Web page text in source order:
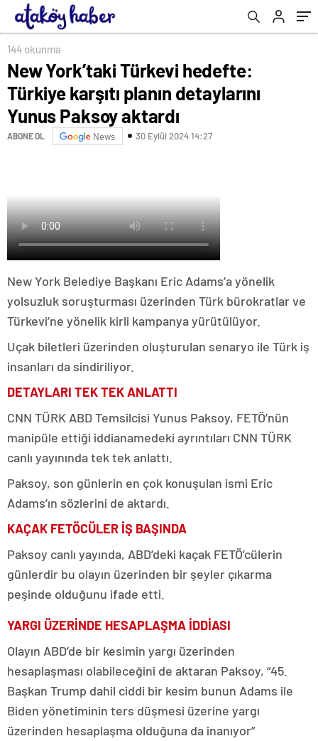
aktardı
144 okunma
New York’taki Türkevi hedefte:
Türkiye karşıtı planın detaylarını
Yunus Paksoy aktardı
ABONE OL News 30 Eylül 2024 14:27
New York Belediye Başkanı Eric Adams’a yönelik
yolsuzluk soruşturması üzerinden Türk bürokratlar ve
Türkevi’ne yönelik kirli kampanya yürütülüyor.
Uçak biletleri üzerinden oluşturulan senaryo ile Türk iş
insanları da sindiriliyor.
DETAYLARI TEK TEK ANLATTI
CNN TÜRK ABD Temsilcisi Yunus Paksoy, FETÖ’nün
manipüle ettiği iddianamedeki ayrıntıları CNN TÜRK
canlı yayınında tek tek anlattı.
Paksoy, son günlerin en çok konuşulan ismi Eric
Adams’ın sözlerini de aktardı.
KAÇAK FETÖCÜLER İŞ BAŞINDA
Paksoy canlı yayında, ABD’deki kaçak FETÖ’cülerin
günlerdir bu olayın üzerinden bir şeyler çıkarma
peşinde olduğunu ifade etti.
YARGI ÜZERİNDE HESAPLAŞMA İDDİASI
Olayın ABD’de bir kesimin yargı üzerinden
hesaplaşması olabileceğini de aktaran Paksoy, “45.
Başkan Trump dahil ciddi bir kesim bunun Adams ile
Biden yönetiminin ters düşmesi üzerine yargı
üzerinden hesaplaşma olduğuna da inanıyor”